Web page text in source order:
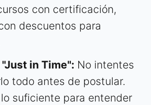
con certificación,
descuentos para
in Time": No intentes
todo antes de postular.
suficiente para entender